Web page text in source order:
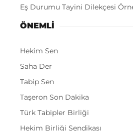
Eş Durumu Tayini Dilekçesi
ÖNEMLI
Hekim Sen
Saha Der
Tabip Sen
Taşeron Son Dakika
Türk Tabipler Birliği
Hekim Birliği Sendikası